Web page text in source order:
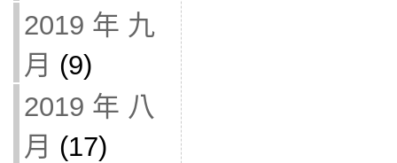
2019 年 九
月 (9)
2019 年 八
月 (17)